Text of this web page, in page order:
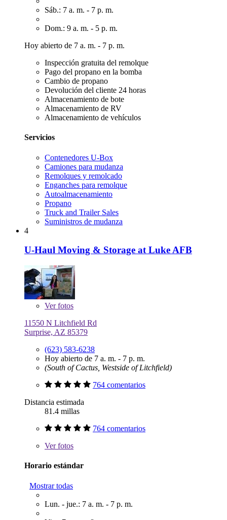
Sáb.: 7 a. m. - 7 p. m.
Dom.: 9 a. m. - 5 p. m.
Hoy abierto de 7 a. m. - 7 p. m.
Inspección gratuita del remolque
Pago del propano en la bomba
Cambio de propano
Devolución del cliente 24 horas
Almacenamiento de bote
Almacenamiento de RV
Almacenamiento de vehículos
Servicios
Contenedores U-Box
Camiones para mudanza
Remolques y remolcado
Enganches para remolque
Autoalmacenamiento
Propano
Truck and Trailer Sales
Suministros de mudanza
4
U-Haul Moving & Storage at Luke AFB
Verfotos
11550 N Litchfield Rd
Surprise, AZ 85379
(623) 583-6238
Hoy abierto de 7 a. m. - 7 p. m.
(South of Cactus, Westside of Litchfield)
764 comentarios
Distancia estimada
81.4 millas
764 comentarios
Verfotos
Horario estándar
Mostrar todas
Lun. - jue.: 7 a. m. - 7 p. m.